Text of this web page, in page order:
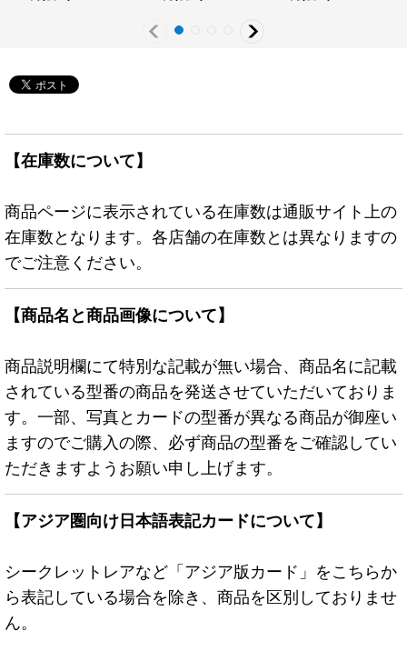
【在庫数について】
商品ページに表示されている在庫数は通販サイト上の
在庫数となります。各店舗の在庫数とは異なりますの
でご注意ください。
【商品名と商品画像について】
商品説明欄にて特別な記載が無い場合、商品名に記載
されている型番の商品を発送させていただいておりま
す。一部、写真とカードの型番が異なる商品が御座い
ますのでご購入の際、必ず商品の型番をご確認してい
ただきますようお願い申し上げます。
【アジア圏向け日本語表記カードについて】
シークレットレアなど「アジア版カード」をこちらか
ら表記している場合を除き、商品を区別しておりませ
ん。